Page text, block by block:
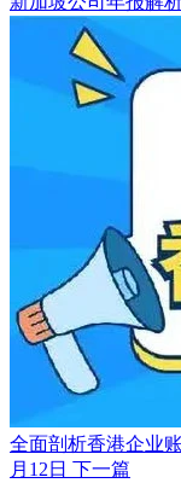
全面剖析香港企业
月12日 下一篇